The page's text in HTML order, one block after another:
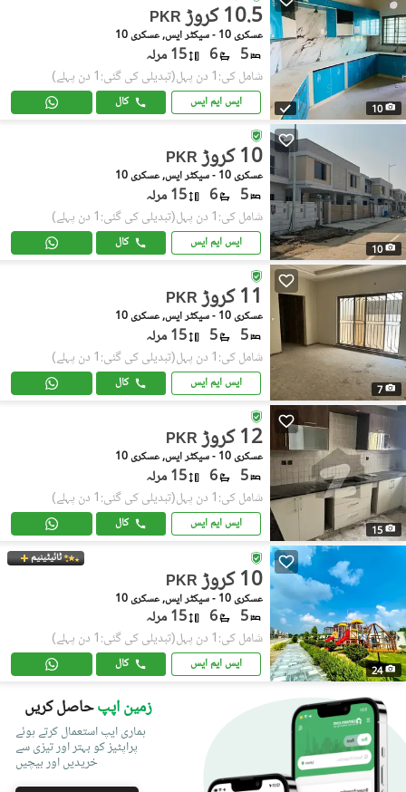
10
PKR 10.5 کروڑ
عسکری 10 - سیکٹر ایس, عسکری 10
5
6 15 مرلہ
شامل کی:1 دن پہل (تبدیلی کی گئی:1 دن پہلے)
ایس ایم ایس کال
10
PKR 10 کروڑ
عسکری 10 - سیکٹر ایس, عسکری 10
5
6 15 مرلہ
شامل کی:1 دن پہل (تبدیلی کی گئی:1 دن پہلے)
ایس ایم ایس کال
7
PKR 11 کروڑ
عسکری 10 - سیکٹر ایس, عسکری 10
5
5 15 مرلہ
شامل کی:1 دن پہل (تبدیلی کی گئی:1 دن پہلے)
ایس ایم ایس کال
15
PKR 12 کروڑ
عسکری 10 - سیکٹر ایس, عسکری 10
5
6 15 مرلہ
شامل کی:1 دن پہل (تبدیلی کی گئی:1 دن پہلے)
ایس ایم ایس کال
24
ٹائیٹینیم
PKR 10 کروڑ
عسکری 10 - سیکٹر ایس, عسکری 10
5
6 15 مرلہ
شامل کی:1 دن پہل (تبدیلی کی گئی:1 دن پہلے)
ایس ایم ایس کال
زمین اپپحاصل کریں
ہماری ایپ استعمال کرتے ہوئے
پراپٹیز کو بہتر اور تیزی سے
خریدیں اور بیچیں